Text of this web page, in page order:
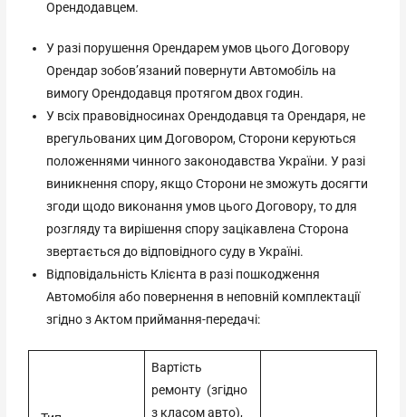
Орендодавцем.
У разі порушення Орендарем умов цього Договору
Орендар зобов’язаний повернути Автомобіль на
вимогу Орендодавця протягом двох годин.
У всіх правовідносинах Орендодавця та Орендаря, не
врегульованих цим Договором, Сторони керуються
положеннями чинного законодавства України. У разі
виникнення спору, якщо Сторони не зможуть досягти
згоди щодо виконання умов цього Договору, то для
розгляду та вирішення спору зацікавлена Сторона
звертається до відповідного суду в Україні.
Відповідальність Клієнта в разі пошкодження
Автомобіля або повернення в неповній комплектації
згідно з Актом приймання-передачі:
Вартість
ремонту (згідно
з класом авто),